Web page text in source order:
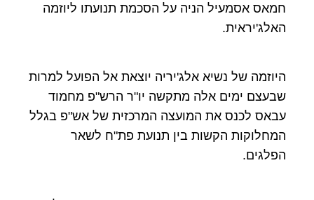
חמאס אסמעיל הניה על הסכמת תנועתו ליוזמה
האלג'יראית.
היוזמה של נשיא אלג'יריה יוצאת אל הפועל למרות
שבעצם ימים אלה מתקשה יו"ר הרש"פ מחמוד
עבאס לכנס את המועצה המרכזית של אש"פ בגלל
המחלוקות הקשות בין תנועת פת"ח לשאר
הפלגים.